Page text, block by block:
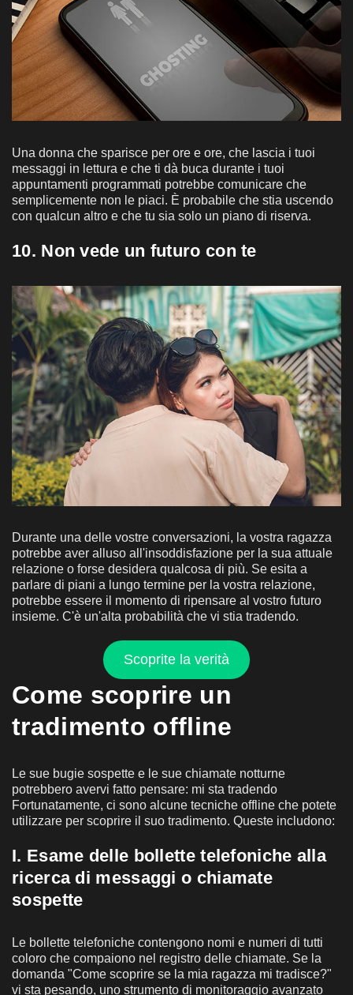
Una donna che sparisce per ore e ore, che lascia i tuoi
messaggi in lettura e che ti dà buca durante i tuoi
appuntamenti programmati potrebbe comunicare che
semplicemente non le piaci. È probabile che stia uscendo
con qualcun altro e che tu sia solo un piano di riserva.
10. Non vede un futuro con te
Durante una delle vostre conversazioni, la vostra ragazza
potrebbe aver alluso all'insoddisfazione per la sua attuale
relazione o forse desidera qualcosa di più. Se esita a
parlare di piani a lungo termine per la vostra relazione,
potrebbe essere il momento di ripensare al vostro futuro
insieme. C'è un'alta probabilità che vi stia tradendo.
Scoprite la verità
Come scoprire un
tradimento offline
Le sue bugie sospette e le sue chiamate notturne
potrebbero avervi fatto pensare: mi sta tradendo
Fortunatamente, ci sono alcune tecniche offline che potete
utilizzare per scoprire il suo tradimento. Queste includono:
I. Esame delle bollette telefoniche alla
ricerca di messaggi o chiamate
sospette
Le bollette telefoniche contengono nomi e numeri di tutti
coloro che compaiono nel registro delle chiamate. Se la
domanda "Come scoprire se la mia ragazza mi tradisce?"
vi sta pesando, uno strumento di monitoraggio avanzato